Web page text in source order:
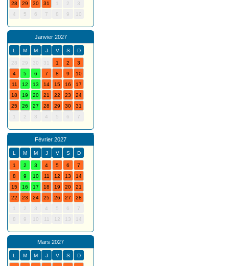
28
29 30 31 1 2
3
4
5 6 7 8 9 10
Janvier 2027
L M M J V S D
28 29 30 31 1 2
3
4
5 6 7 8 9
10
11
12 13 14 15 16
17
18
19 20 21 22 23
24
25
26 27 28 29 30
31
1
2 3 4 5 6 7
Février 2027
L M M J V S D
1 2 3 4 5 6
7
8
9 10 11 12 13
14
15
16 17 18 19 20
21
22
23 24 25 26 27
28
1
2 3 4 5 6
7
8
9 10 11 12 13 14
Mars 2027
L M M J V S D